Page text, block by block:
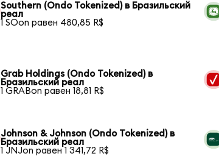
Southern (Ondo Tokenized) в Бразильский
реал
1 SOon равен 480,85 R$
Grab Holdings (Ondo Tokenized) в
Бразильский реал
1 GRABon равен 18,81 R$
Johnson & Johnson (Ondo Tokenized) в
Бразильский реал
1 JNJon равен 1 341,72 R$